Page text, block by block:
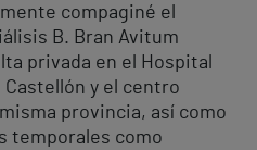
compaginé el
B. Bran Avitum
privada en el Hospital
Castellón y el centro
provincia, así como
temporales como